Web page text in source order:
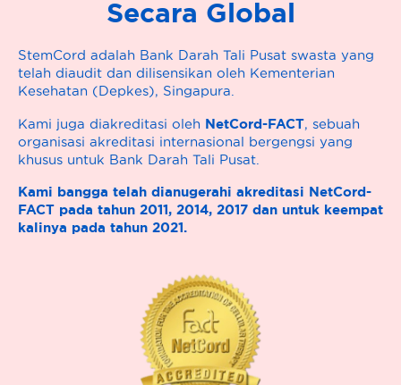
Secara Global
StemCord adalah Bank Darah Tali Pusat swasta yang
telah diaudit dan dilisensikan oleh Kementerian
Kesehatan (Depkes), Singapura.
Kami juga diakreditasi oleh NetCord-FACT, sebuah
organisasi akreditasi internasional bergengsi yang
khusus untuk Bank Darah Tali Pusat.
Kami bangga telah dianugerahi akreditasi NetCord-
FACT pada tahun 2011, 2014, 2017 dan untuk keempat
kalinya pada tahun 2021.